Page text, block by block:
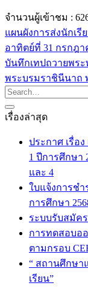
จำนวนผู้เข้าชม :
แผนผังการส่งนักเ
อาทิตย์ที่ 31 กรกฎา
บันทึกเทปถวายพระ
พระบรมราชินีนาถ
เรื่องล่าสุด
ประกาศ เรื่อ
1 ปีการศึกษา
และ 4
ใบแจ้งการชำ
การศึกษา
ระบบรับสมัคร
การทดสอบอ
ตามกรอบ
“ สถานศึกษา
เรียน”